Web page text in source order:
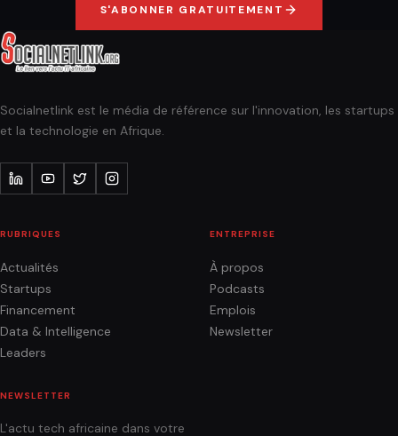
S'ABONNER GRATUITEMENT
Socialnetlink est le média de référence sur l'innovation, les startups
et la technologie en Afrique.
RUBRIQUES
Actualités
Startups
Financement
Data & Intelligence
Leaders
ENTREPRISE
À propos
Podcasts
Emplois
Newsletter
NEWSLETTER
L'actu tech africaine dans votre